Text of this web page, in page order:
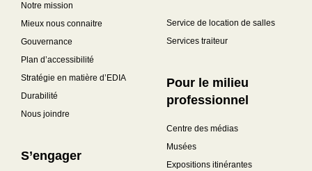
Notre mission
Mieux nous connaitre
Gouvernance
Plan d’accessibilité
Stratégie en matière d’EDIA
Durabilité
Nous joindre
S’engager
Service de location de salles
Services traiteur
Pour le milieu
professionnel
Centre des médias
Musées
Expositions itinérantes